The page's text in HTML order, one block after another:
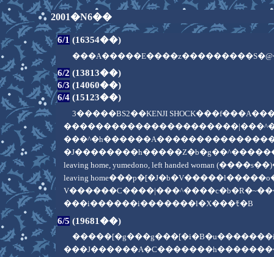
2001�N6��
6/1 (16354��)
6/2 (13813��)
6/3 (14060��)
6/4 (15123��)
3�����BS2��KENJI
leaving home, yumedono, left handed
leaving
���i������i�������l�X���ﾓ�B
6/5 (19681��)